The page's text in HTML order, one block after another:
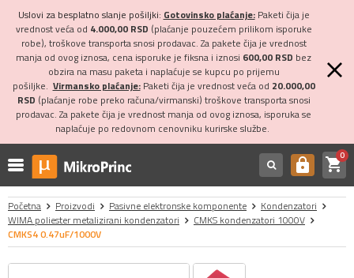
Uslovi za besplatno slanje pošiljki: Gotovinsko plaćanje:Paketi čija je
vrednost veća od 4.000,00 RSD (plaćanje pouzećem prilikom isporuke
robe), troškove transporta snosi prodavac. Za pakete čija je vrednost
manja od ovog iznosa, cena isporuke je fiksna i iznosi 600,00 RSD bez
obzira na masu paketa i naplaćuje se kupcu po prijemu
pošiljke. Virmansko plaćanje:Paketi čija je vrednost veća od 20.000,00
RSD (plaćanje robe preko računa/virmanski) troškove transporta snosi
prodavac. Za pakete čija je vrednost manja od ovog iznosa, isporuka se
naplaćuje po redovnom cenovniku kurirske službe.
https shopping_cart0
Početna Proizvodi Pasivne elektronske komponente
Kondenzatori
WIMA poliester metalizirani kondenzatori
CMKS kondenzatori 1000V
CMKS4 0.47uF/1000V